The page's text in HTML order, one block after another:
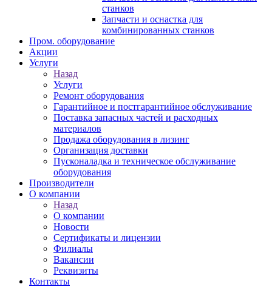
станков
Запчасти и оснастка для
комбинированных станков
Пром. оборудование
Акции
Услуги
Назад
Услуги
Ремонт оборудования
Гарантийное и постгарантийное обслуживание
Поставка запасных частей и расходных
материалов
Продажа оборудования в лизинг
Организация доставки
Пусконаладка и техническое обслуживание
оборудования
Производители
О компании
Назад
О компании
Новости
Сертификаты и лицензии
Филиалы
Вакансии
Реквизиты
Контакты